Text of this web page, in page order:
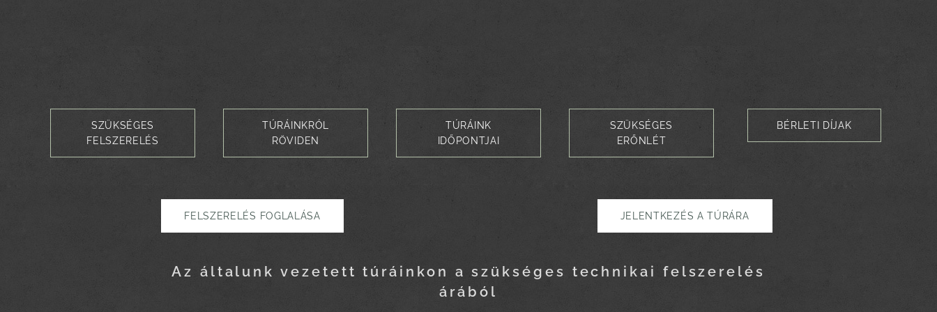
SZÜKSÉGES
FELSZERELÉS
TÚRÁINKRÓL
RÖVIDEN
TÚRÁINK
IDŐPONTJAI
SZÜKSÉGES
ERŐNLÉT
BÉRLETI DÍJAK
FELSZERELÉS FOGLALÁSA JELENTKEZÉS A TÚRÁRA
Az általunk vezetett túráinkon a szükséges technikai felszerelés
árából